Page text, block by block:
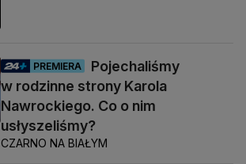
PREMIERA
Pojechaliśmy
w rodzinne strony Karola
Nawrockiego. Co o nim
usłyszeliśmy?
CZARNO NA BIAŁYM